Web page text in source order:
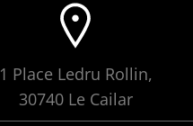
1 Place Ledru Rollin,
30740 Le Cailar